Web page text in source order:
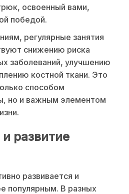
освоенный вами,
победой.
регулярные занятия
снижению риска
заболеваний, улучшению
костной ткани. Это
способом
но и важным элементом
развитие
развивается и
популярным. В разных